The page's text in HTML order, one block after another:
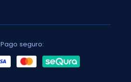
Pago seguro: